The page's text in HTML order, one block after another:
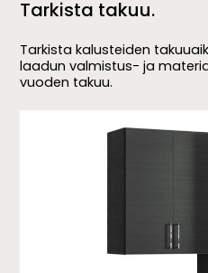
Tarkista takuu.
Tarkista kalusteiden
laadun valmistus- ja
vuoden takuu.